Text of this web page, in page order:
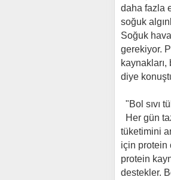
daha fazla
soğuk
Soğuk
gerekiyor.
kaynakları,
diye
"Bol sıvı
Her gün
tüketimini
için protein
protein
destekler.